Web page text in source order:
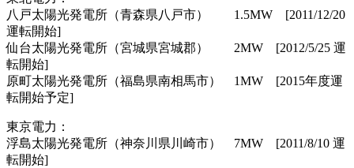
八戸太陽光発電所（青森県八戸市） 1.5MW [2011/12/20
運転開始]
仙台太陽光発電所（宮城県宮城郡） 2MW [2012/5/25 運
転開始]
原町太陽光発電所（福島県南相馬市） 1MW [2015年度運
転開始予定]
東京電力：
浮島太陽光発電所（神奈川県川崎市） 7MW [2011/8/10 運
転開始]